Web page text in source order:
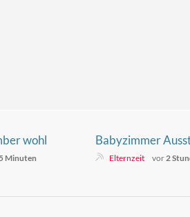
wohl
Minuten
Babyzimmer
komplette
Elternzeit vor2